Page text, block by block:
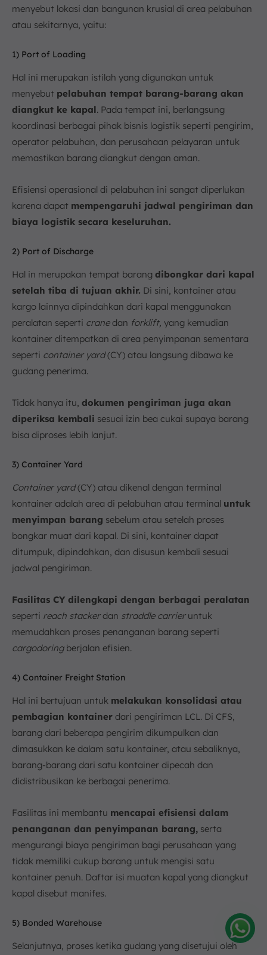
menyebut lokasi dan bangunan krusial di area pelabuhan
atau sekitarnya, yaitu:
1) Port of Loading
Hal ini merupakan istilah yang digunakan untuk
menyebut pelabuhan tempat barang-barang akan
diangkut ke kapal. Pada tempat ini, berlangsung
koordinasi berbagai pihak bisnis logistik seperti pengirim,
operator pelabuhan, dan perusahaan pelayaran untuk
memastikan barang diangkut dengan aman.
Efisiensi operasional di pelabuhan ini sangat diperlukan
karena dapat mempengaruhi jadwal pengiriman dan
biaya logistik secara keseluruhan.
2) Port of Discharge
Hal in merupakan tempat barang dibongkar dari kapal
setelah tiba di tujuan akhir. Di sini, kontainer atau
kargo lainnya dipindahkan dari kapal menggunakan
peralatan seperti cranedan forklift, yang kemudian
kontainer ditempatkan di area penyimpanan sementara
seperti container yard(CY) atau langsung dibawa ke
gudang penerima.
Tidak hanya itu, dokumen pengiriman juga akan
diperiksa kembali sesuai izin bea cukai supaya barang
bisa diproses lebih lanjut.
3) Container Yard
Container yard(CY) atau dikenal dengan terminal
kontainer adalah area di pelabuhan atau terminal untuk
menyimpan barang sebelum atau setelah proses
bongkar muat dari kapal. Di sini, kontainer dapat
ditumpuk, dipindahkan, dan disusun kembali sesuai
jadwal pengiriman.
Fasilitas CY dilengkapi dengan berbagai peralatan
seperti reach stackerdan straddle carrieruntuk
memudahkan proses penanganan barang seperti
cargodoringberjalan efisien.
4) Container Freight Station
Hal ini bertujuan untuk melakukan konsolidasi atau
pembagian kontainer dari pengiriman LCL. Di CFS,
barang dari beberapa pengirim dikumpulkan dan
dimasukkan ke dalam satu kontainer, atau sebaliknya,
barang-barang dari satu kontainer dipecah dan
didistribusikan ke berbagai penerima.
Fasilitas ini membantu mencapai efisiensi dalam
penanganan dan penyimpanan barang, serta
mengurangi biaya pengiriman bagi perusahaan yang
tidak memiliki cukup barang untuk mengisi satu
kontainer penuh. Daftar isi muatan kapal yang diangkut
kapal disebut manifes.
5) Bonded Warehouse
Selanjutnya, proses ketika gudang yang disetujui olehAmelia